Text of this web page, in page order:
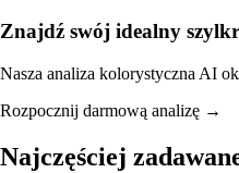
Znajdź swój idealny
Nasza analiza kolorystyczna AI
Rozpocznij darmową analizę →
Najczęściej